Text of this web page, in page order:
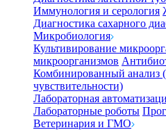
Иммунология и серология
Диагностика сахарного
Микробиология
Культивирование
микроорганизмов
Комбинированный анализ
чувствительности)
Лабораторная
Лабораторные роботы
Ветеринария и ГМО